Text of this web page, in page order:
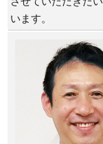
います。